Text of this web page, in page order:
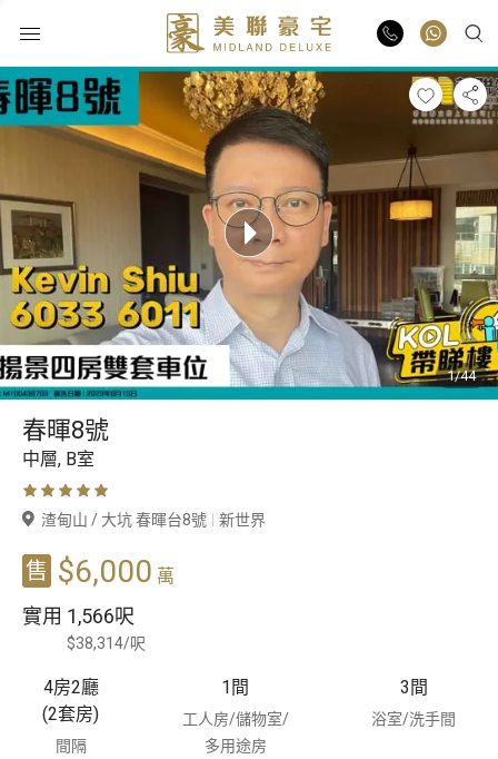
物業出售
業主放盤
豪宅報告
豪宅資訊
更多樓盤
豪宅專家
豪宅分行
1/44
春暉8號
中層, B室
渣甸山 / 大坑 春暉台8號 新世界
售 $6,000 萬
實用 1,566呎
$38,314/呎
4房2廳
(2套房)
間隔
1 間
工人房/儲物室/
多用途房
3 間
浴室/洗手間